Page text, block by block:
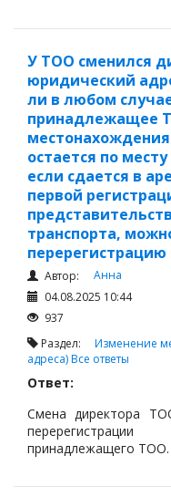
ведет
наличии правового
данного помещения.
У ТОО сменился
юридический
ли в любом
принадлежащее
остается по
если сдается в
первой
транспорта,
Автор:
Анна
04.08.2025 10:44
937
Раздел: Изменение
адреса)Все ответы
Ответ:
Смена директора
принадлежащего ТОО.